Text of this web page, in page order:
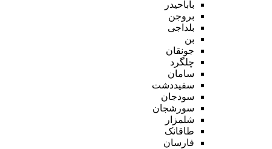
باباحیدر
بروجن
بلداجی
بن
جونقان
چلگرد
سامان
سفیددشت
سودجان
سورشجان
شلمزار
طاقانک
فارسان